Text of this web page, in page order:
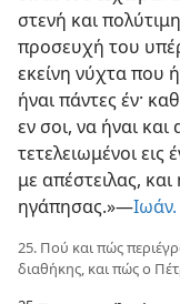
στενή και
προσευχή του
εκείνη νύχτα που
ήναι πάντες έν·
εν σοι, να ήναι και
τετελειωμένοι εις
με απέστειλας,
ηγάπησας.»—
25. Πού και πώς
διαθήκης, και πώς ο